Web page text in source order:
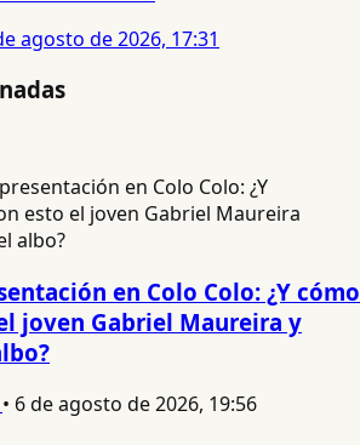
agosto de 2026, 17:31
en Colo Colo: ¿Y cómo
joven Gabriel Maureira y
• 6 de agosto de 2026, 19:56